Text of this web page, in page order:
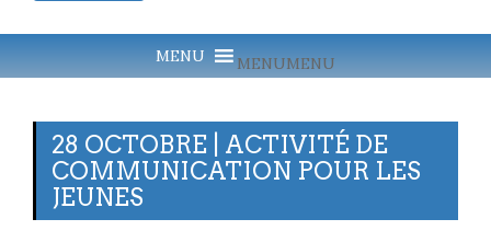
MENUMENU
28 OCTOBRE | ACTIVITÉ DE
COMMUNICATION POUR LES
JEUNES